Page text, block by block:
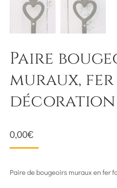
Paire
muraux,
décoration
0,00€
Paire de bougeoirs muraux en fer